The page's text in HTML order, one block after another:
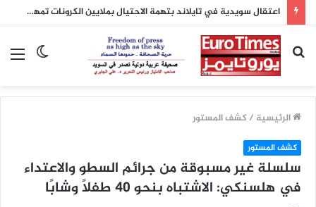
اعتقال سويدية في تايلاند بتهمة الاحتيال بملايين الكرونات تمهيداً لترحيلها إلى السويد
الوضع
بحث
عن
الرئيسية /كشف المستور
كشف المستور
سلسلة غير مسبوقة من جرائم السطو والاعتداء
في هلسنكي: الاشتباه بنحو 40 طفلًا وشابًا